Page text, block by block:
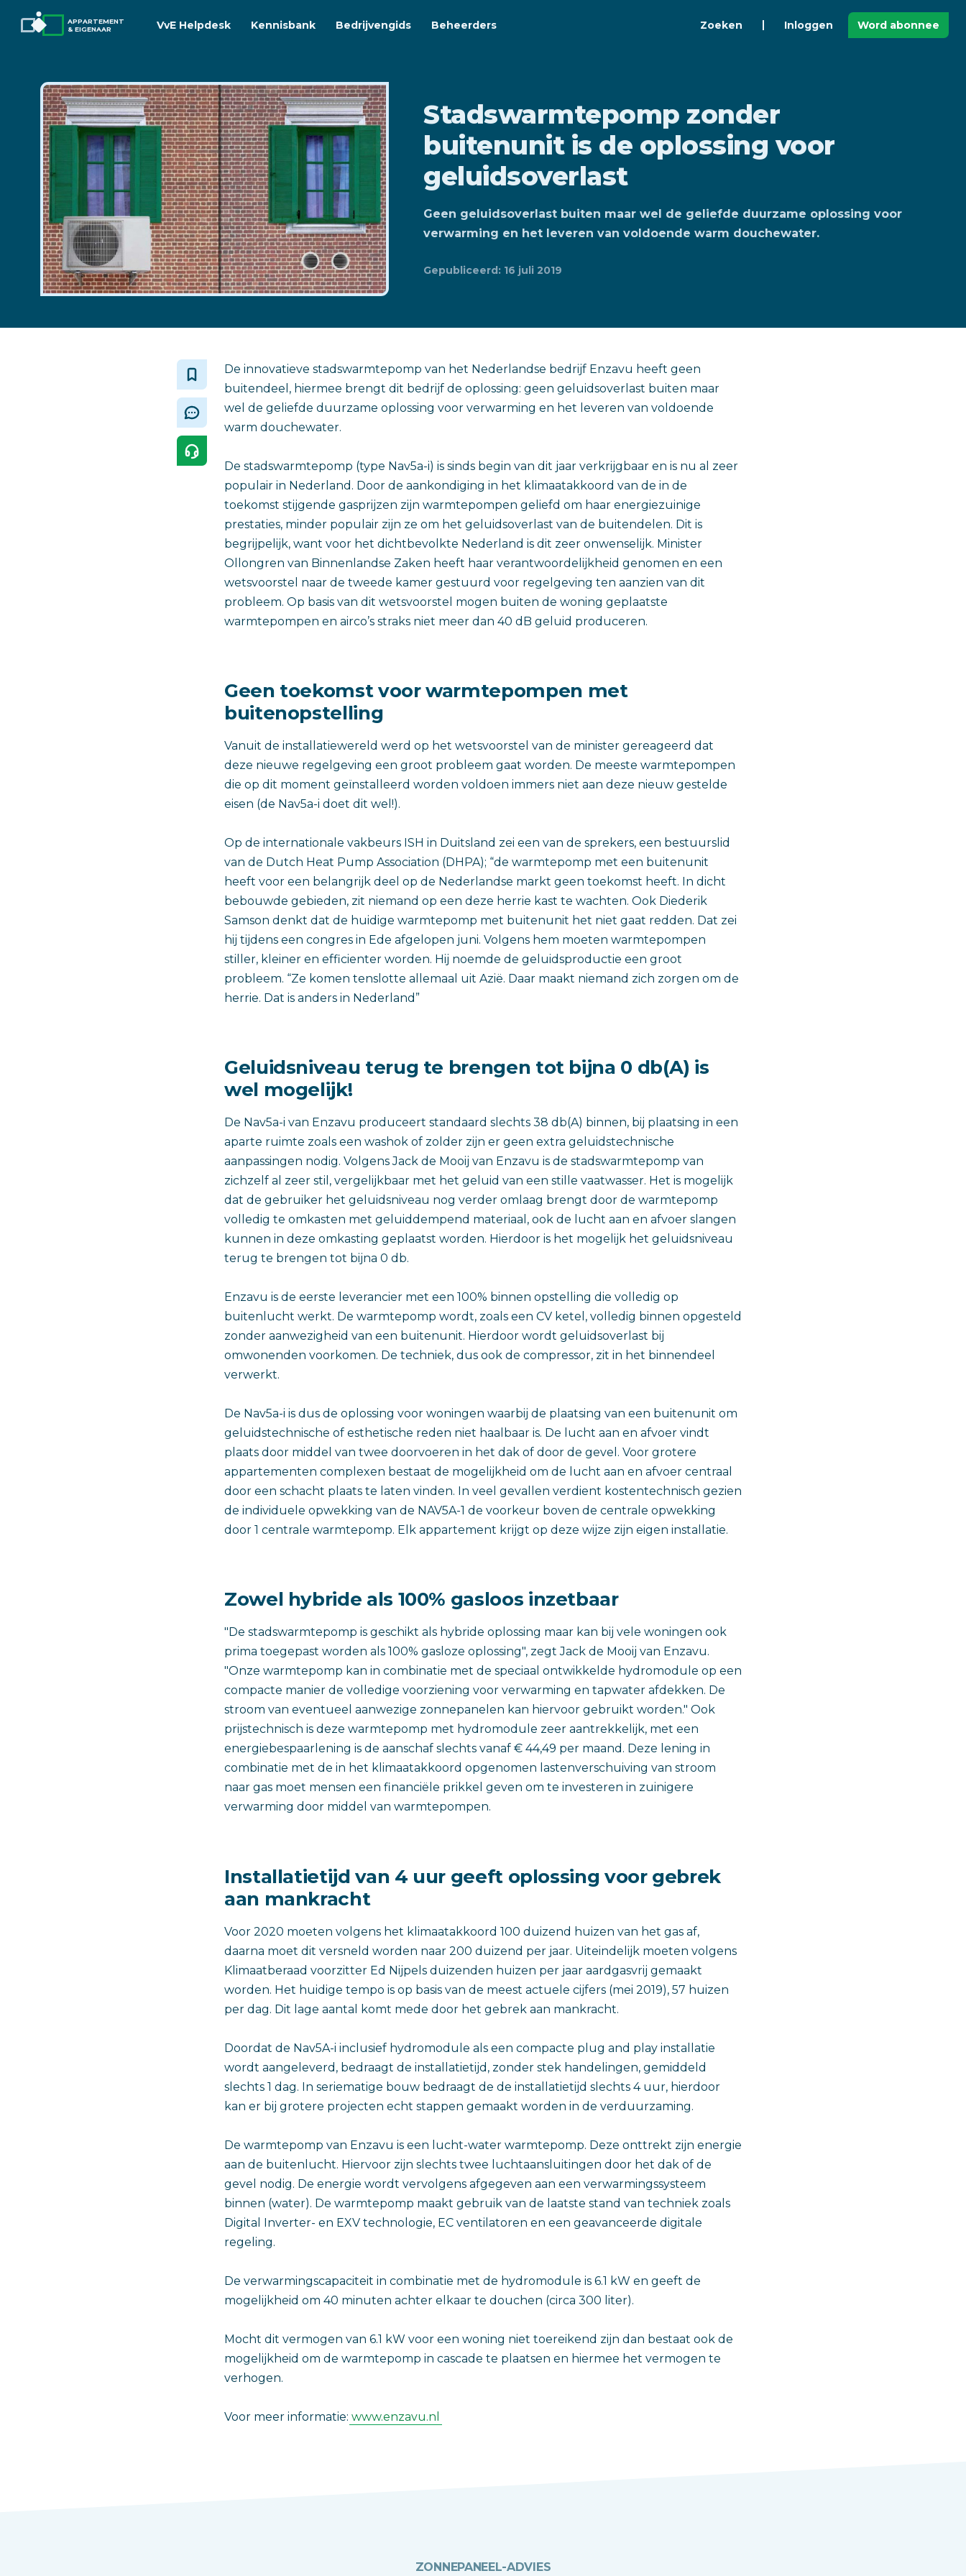
APPARTEMENT
& EIGENAAR
VvE Helpdesk Kennisbank Bedrijvengids Beheerders Zoeken Inloggen Word abonnee
Stadswarmtepomp zonder
buitenunit is de oplossing voor
geluidsoverlast
Geen geluidsoverlast buiten maar wel de geliefde duurzame oplossing voor
verwarming en het leveren van voldoende warm douchewater.
Gepubliceerd: 16 juli 2019
De innovatieve stadswarmtepomp van het Nederlandse bedrijf Enzavu heeft geen
buitendeel, hiermee brengt dit bedrijf de oplossing: geen geluidsoverlast buiten maar
wel de geliefde duurzame oplossing voor verwarming en het leveren van voldoende
warm douchewater.
De stadswarmtepomp (type Nav5a-i) is sinds begin van dit jaar verkrijgbaar en is nu al zeer
populair in Nederland. Door de aankondiging in het klimaatakkoord van de in de
toekomst stijgende gasprijzen zijn warmtepompen geliefd om haar energiezuinige
prestaties, minder populair zijn ze om het geluidsoverlast van de buitendelen. Dit is
begrijpelijk, want voor het dichtbevolkte Nederland is dit zeer onwenselijk. Minister
Ollongren van Binnenlandse Zaken heeft haar verantwoordelijkheid genomen en een
wetsvoorstel naar de tweede kamer gestuurd voor regelgeving ten aanzien van dit
probleem. Op basis van dit wetsvoorstel mogen buiten de woning geplaatste
warmtepompen en airco’s straks niet meer dan 40 dB geluid produceren.
Geen toekomst voor warmtepompen met
buitenopstelling
Vanuit de installatiewereld werd op het wetsvoorstel van de minister gereageerd dat
deze nieuwe regelgeving een groot probleem gaat worden. De meeste warmtepompen
die op dit moment geïnstalleerd worden voldoen immers niet aan deze nieuw gestelde
eisen (de Nav5a-i doet dit wel!).
Op de internationale vakbeurs ISH in Duitsland zei een van de sprekers, een bestuurslid
van de Dutch Heat Pump Association (DHPA); “de warmtepomp met een buitenunit
heeft voor een belangrijk deel op de Nederlandse markt geen toekomst heeft. In dicht
bebouwde gebieden, zit niemand op een deze herrie kast te wachten. Ook Diederik
Samson denkt dat de huidige warmtepomp met buitenunit het niet gaat redden. Dat zei
hij tijdens een congres in Ede afgelopen juni. Volgens hem moeten warmtepompen
stiller, kleiner en efficienter worden. Hij noemde de geluidsproductie een groot
probleem. “Ze komen tenslotte allemaal uit Azië. Daar maakt niemand zich zorgen om de
herrie. Dat is anders in Nederland”
Geluidsniveau terug te brengen tot bijna 0 db(A) is
wel mogelijk!
De Nav5a-i van Enzavu produceert standaard slechts 38 db(A) binnen, bij plaatsing in een
aparte ruimte zoals een washok of zolder zijn er geen extra geluidstechnische
aanpassingen nodig. Volgens Jack de Mooij van Enzavu is de stadswarmtepomp van
zichzelf al zeer stil, vergelijkbaar met het geluid van een stille vaatwasser. Het is mogelijk
dat de gebruiker het geluidsniveau nog verder omlaag brengt door de warmtepomp
volledig te omkasten met geluiddempend materiaal, ook de lucht aan en afvoer slangen
kunnen in deze omkasting geplaatst worden. Hierdoor is het mogelijk het geluidsniveau
terug te brengen tot bijna 0 db.
Enzavu is de eerste leverancier met een 100% binnen opstelling die volledig op
buitenlucht werkt. De warmtepomp wordt, zoals een CV ketel, volledig binnen opgesteld
zonder aanwezigheid van een buitenunit. Hierdoor wordt geluidsoverlast bij
omwonenden voorkomen. De techniek, dus ook de compressor, zit in het binnendeel
verwerkt.
De Nav5a-i is dus de oplossing voor woningen waarbij de plaatsing van een buitenunit om
geluidstechnische of esthetische reden niet haalbaar is. De lucht aan en afvoer vindt
plaats door middel van twee doorvoeren in het dak of door de gevel. Voor grotere
appartementen complexen bestaat de mogelijkheid om de lucht aan en afvoer centraal
door een schacht plaats te laten vinden. In veel gevallen verdient kostentechnisch gezien
de individuele opwekking van de NAV5A-1 de voorkeur boven de centrale opwekking
door 1 centrale warmtepomp. Elk appartement krijgt op deze wijze zijn eigen installatie.
Zowel hybride als 100% gasloos inzetbaar
"De stadswarmtepomp is geschikt als hybride oplossing maar kan bij vele woningen ook
prima toegepast worden als 100% gasloze oplossing", zegt Jack de Mooij van Enzavu.
"Onze warmtepomp kan in combinatie met de speciaal ontwikkelde hydromodule op een
compacte manier de volledige voorziening voor verwarming en tapwater afdekken. De
stroom van eventueel aanwezige zonnepanelen kan hiervoor gebruikt worden." Ook
prijstechnisch is deze warmtepomp met hydromodule zeer aantrekkelijk, met een
energiebespaarlening is de aanschaf slechts vanaf € 44,49 per maand. Deze lening in
combinatie met de in het klimaatakkoord opgenomen lastenverschuiving van stroom
naar gas moet mensen een financiële prikkel geven om te investeren in zuinigere
verwarming door middel van warmtepompen.
Installatietijd van 4 uur geeft oplossing voor gebrek
aan mankracht
Voor 2020 moeten volgens het klimaatakkoord 100 duizend huizen van het gas af,
daarna moet dit versneld worden naar 200 duizend per jaar. Uiteindelijk moeten volgens
Klimaatberaad voorzitter Ed Nijpels duizenden huizen per jaar aardgasvrij gemaakt
worden. Het huidige tempo is op basis van de meest actuele cijfers (mei 2019), 57 huizen
per dag. Dit lage aantal komt mede door het gebrek aan mankracht.
Doordat de Nav5A-i inclusief hydromodule als een compacte plug and play installatie
wordt aangeleverd, bedraagt de installatietijd, zonder stek handelingen, gemiddeld
slechts 1 dag. In seriematige bouw bedraagt de de installatietijd slechts 4 uur, hierdoor
kan er bij grotere projecten echt stappen gemaakt worden in de verduurzaming.
De warmtepomp van Enzavu is een lucht-water warmtepomp. Deze onttrekt zijn energie
aan de buitenlucht. Hiervoor zijn slechts twee luchtaansluitingen door het dak of de
gevel nodig. De energie wordt vervolgens afgegeven aan een verwarmingssysteem
binnen (water). De warmtepomp maakt gebruik van de laatste stand van techniek zoals
Digital Inverter- en EXV technologie, EC ventilatoren en een geavanceerde digitale
regeling.
De verwarmingscapaciteit in combinatie met de hydromodule is 6.1 kW en geeft de
mogelijkheid om 40 minuten achter elkaar te douchen (circa 300 liter).
Mocht dit vermogen van 6.1 kW voor een woning niet toereikend zijn dan bestaat ook de
mogelijkheid om de warmtepomp in cascade te plaatsen en hiermee het vermogen te
verhogen.
Voor meer informatie: www.enzavu.nl
ZONNEPANEEL-ADVIES